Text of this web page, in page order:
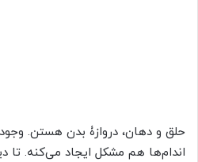
حلق و دهان، دروازۀ بدن هستن. وجود
اندام‌ها هم مشکل ایجاد می‌کنه. تا